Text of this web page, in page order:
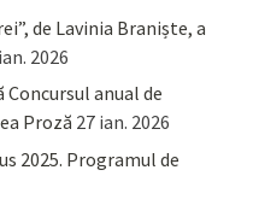
de Lavinia Braniște, a
2026
anual de
Proză 27 ian. 2026
2025. Programul de